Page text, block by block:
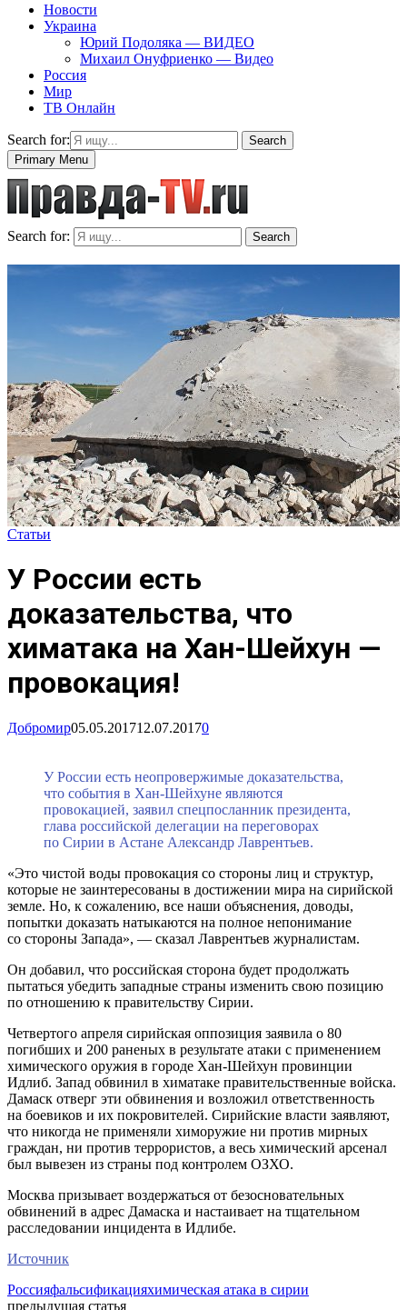
Новости
Украина
Юрий Подоляка — ВИДЕО
Михаил Онуфриенко — Видео
Россия
Мир
ТВ Онлайн
Search for:
Search
Primary Menu
Search for: Search
Статьи
У России есть
доказательства, что
химатака на Хан-Шейхун —
провокация!
Добромир05.05.201712.07.20170
У России есть неопровержимые доказательства,
что события в Хан-Шейхуне являются
провокацией, заявил спецпосланник президента,
глава российской делегации на переговорах
по Сирии в Астане Александр Лаврентьев.
«Это чистой воды провокация со стороны лиц и структур,
которые не заинтересованы в достижении мира на сирийской
земле. Но, к сожалению, все наши объяснения, доводы,
попытки доказать натыкаются на полное непонимание
со стороны Запада», — сказал Лаврентьев журналистам.
Он добавил, что российская сторона будет продолжать
пытаться убедить западные страны изменить свою позицию
по отношению к правительству Сирии.
Четвертого апреля сирийская оппозиция заявила о 80
погибших и 200 раненых в результате атаки с применением
химического оружия в городе Хан-Шейхун провинции
Идлиб. Запад обвинил в химатаке правительственные войска.
Дамаск отверг эти обвинения и возложил ответственность
на боевиков и их покровителей. Сирийские власти заявляют,
что никогда не применяли химоружие ни против мирных
граждан, ни против террористов, а весь химический арсенал
был вывезен из страны под контролем ОЗХО.
Москва призывает воздержаться от безосновательных
обвинений в адрес Дамаска и настаивает на тщательном
расследовании инцидента в Идлибе.
Источник
Россияфальсификацияхимическая атака в сирии
предыдущая статья